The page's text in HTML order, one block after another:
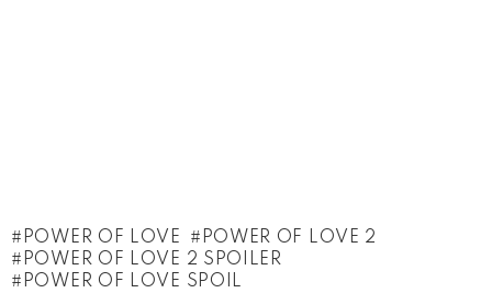
POWER OF LOVE
POWER OF LOVE 2
POWER OF LOVE 2 SPOILER
POWER OF LOVE SPOIL